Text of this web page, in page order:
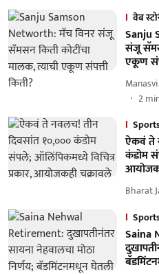
वेब
Sanju
संजू
एकूण
2
ऐकवं ते
कंडोम
Bharat
Saina